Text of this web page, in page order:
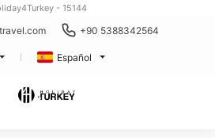
- 15144
+90 5388342564
Español